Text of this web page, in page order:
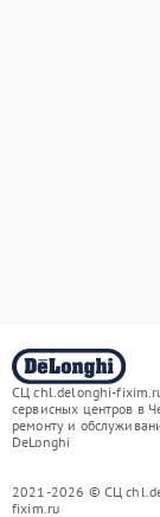
СЦ chl.delonghi-fixim.ru
сервисных центров в
ремонту и
DeLonghi
2021-2026 © СЦ
fixim.ru